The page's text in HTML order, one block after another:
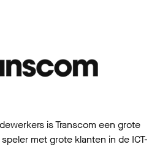
is Transcom een grote
met grote klanten in de ICT-